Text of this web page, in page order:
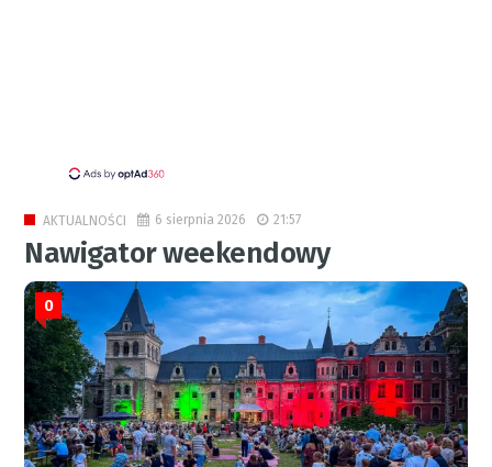
AKTUALNOŚCI 6 sierpnia 2026 21:57
Nawigator weekendowy
0